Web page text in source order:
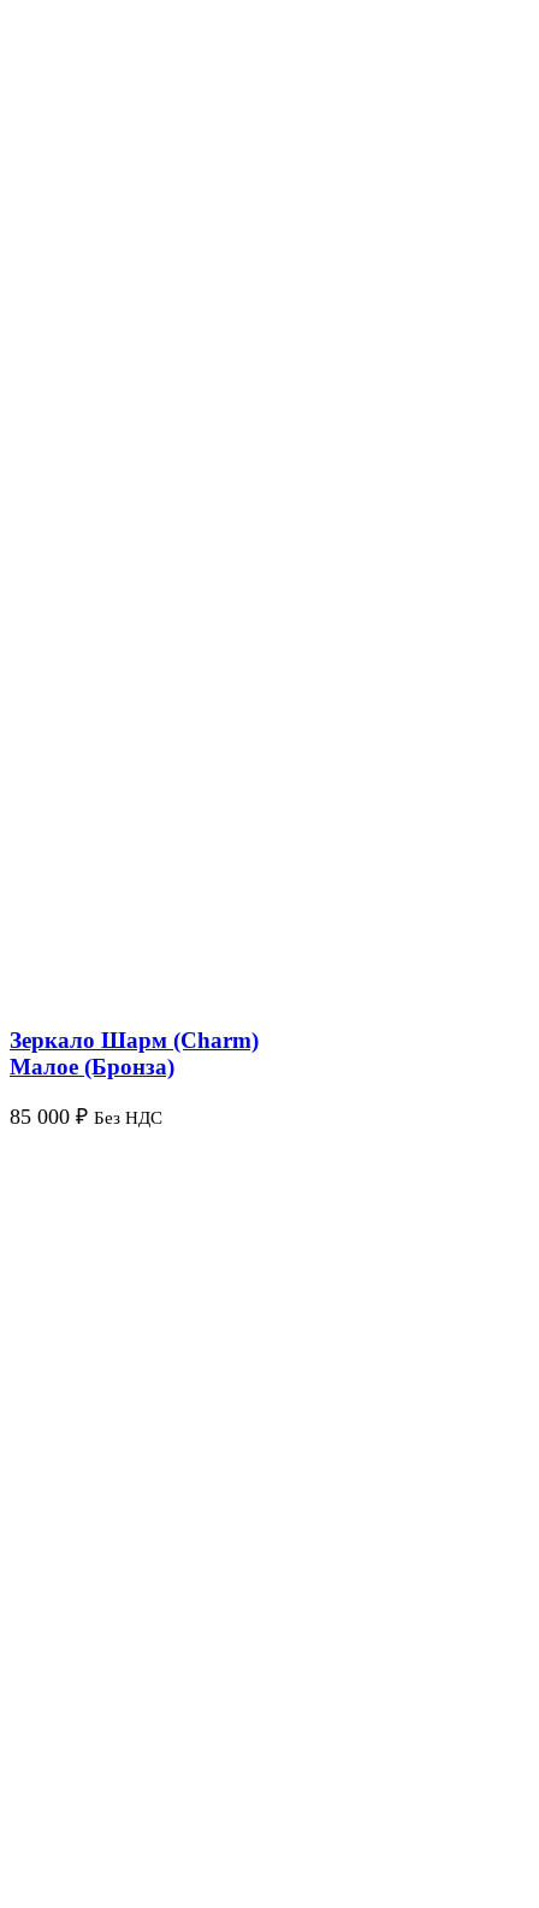
Зеркало Шарм (Charm)
Малое (Бронза)
85 000 ₽ Без НДС